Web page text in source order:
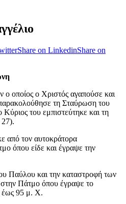
Share on LinkedinShare on
ο οποίος ο Χριστός αγαπούσε και
τη Σταύρωση του
Κύριος του εμπιστεύτηκε και τη
27).
από τον αυτοκράτορα
όπου είδε και έγραψε την
Παύλου και την καταστροφή των
Πάτμο όπου έγραψε το
έως 95 μ. Χ.